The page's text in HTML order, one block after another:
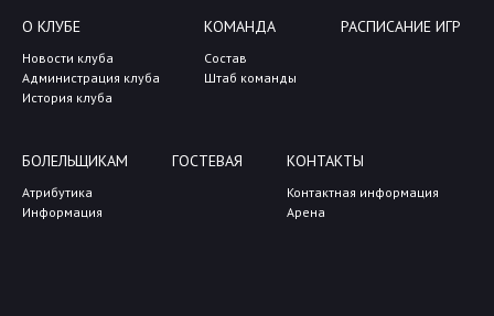
О КЛУБЕ
Новости клуба
Администрация клуба
История клуба
КОМАНДА
Состав
Штаб команды
РАСПИСАНИЕ ИГР
БОЛЕЛЬЩИКАМ
Атрибутика
Информация
ГОСТЕВАЯ КОНТАКТЫ
Контактная информация
Арена